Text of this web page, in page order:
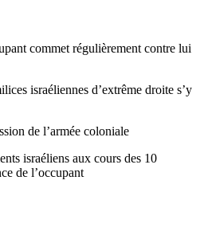
commet régulièrement contre lui
israéliennes d’extrême droite s’y
de l’armée coloniale
israéliens aux cours des 10
de l’occupant